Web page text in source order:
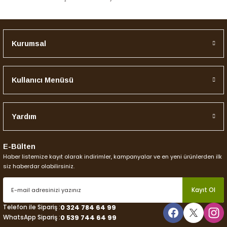
Kurumsal
Kullanıcı Menüsü
Yardım
E-Bülten
Haber listemize kayıt olarak indirimler, kampanyalar ve en yeni ürünlerden ilk
siz haberdar olabilirsiniz.
Kayıt Ol
Telefon ile Sipariş :0 324 784 64 99
WhatsApp Sipariş :0 539 744 64 99